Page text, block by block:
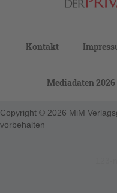
Kontakt
Mediadaten 2026
Copyright © 2026 MiM
vorbehalten